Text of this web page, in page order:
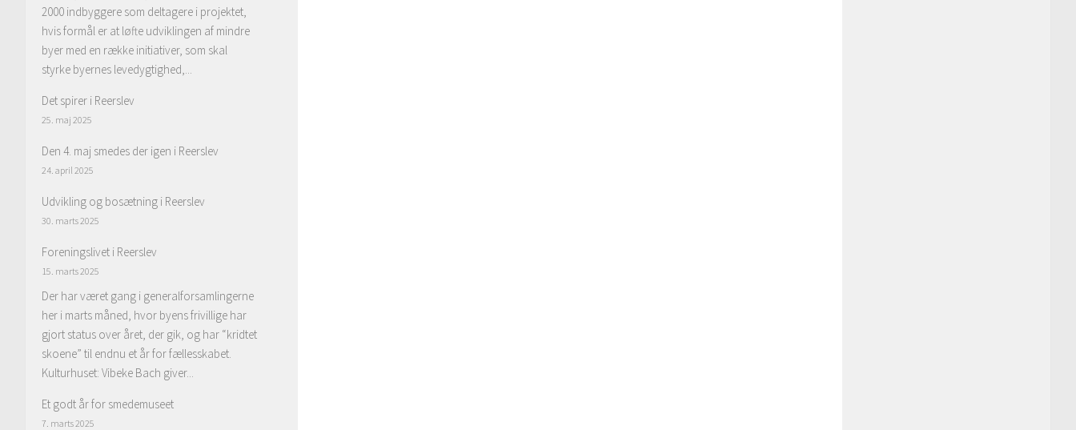
2000 indbyggere som deltagere i projektet,
hvis formål er at løfte udviklingen af mindre
byer med en række initiativer, som skal
styrke byernes levedygtighed,...
Det spirer i Reerslev
25. maj 2025
Den 4. maj smedes der igen i Reerslev
24. april 2025
Udvikling og bosætning i Reerslev
30. marts 2025
Foreningslivet i Reerslev
15. marts 2025
Der har været gang i generalforsamlingerne
her i marts måned, hvor byens frivillige har
gjort status over året, der gik, og har “kridtet
skoene” til endnu et år for fællesskabet.
Kulturhuset: Vibeke Bach giver...
Et godt år for smedemuseet
7. marts 2025